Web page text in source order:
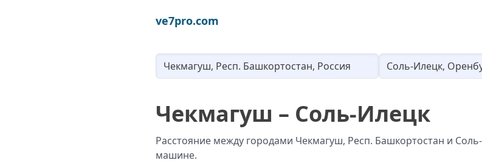
ve7pro.com
Loading...
Чекмагуш – Соль-Илецк
Расстояние между городами Чекмагуш, Респ. Башкортостан и
машине.